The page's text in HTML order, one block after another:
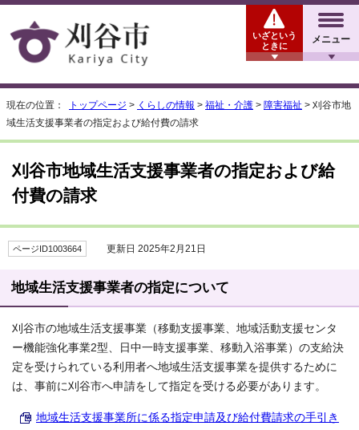
メニュー
いざという
ときに
現在の位置： トップページ > くらしの情報 > 福祉・介護 > 障害福祉 > 刈谷市地
域生活支援事業者の指定および給付費の請求
刈谷市地域生活支援事業者の指定および給
付費の請求
ページID1003664 更新日 2025年2月21日
地域生活支援事業者の指定について
刈谷市の地域生活支援事業（移動支援事業、地域活動支援センタ
ー機能強化事業2型、日中一時支援事業、移動入浴事業）の支給決
定を受けられている利用者へ地域生活支援事業を提供するために
は、事前に刈谷市へ申請をして指定を受ける必要があります。
地域生活支援事業所に係る指定申請及び給付費請求の手引き